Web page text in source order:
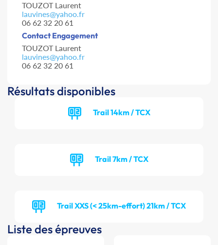
TOUZOT Laurent
lauvines@yahoo.fr
06 62 32 20 61
Contact Engagement
TOUZOT Laurent
lauvines@yahoo.fr
06 62 32 20 61
Résultats disponibles
Trail 14km / TCX
Trail 7km / TCX
Trail XXS (< 25km-effort) 21km / TCX
Liste des épreuves